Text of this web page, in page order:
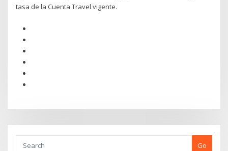
tasa de la Cuenta Travel vigente.
Go